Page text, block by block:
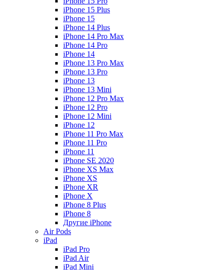
iPhone 15 Plus
iPhone 15
iPhone 14 Plus
iPhone 14 Pro Max
iPhone 14 Pro
iPhone 14
iPhone 13 Pro Max
iPhone 13 Pro
iPhone 13
iPhone 13 Mini
iPhone 12 Pro Max
iPhone 12 Pro
iPhone 12 Mini
iPhone 12
iPhone 11 Pro Max
iPhone 11 Pro
iPhone 11
iPhone SE 2020
iPhone XS Max
iPhone XS
iPhone XR
iPhone X
iPhone 8 Plus
iPhone 8
Другие iPhone
Air Pods
iPad
iPad Pro
iPad Air
iPad Mini